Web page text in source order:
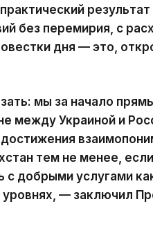
результат
без перемирия, с
дня — это,
мы за начало
между Украиной и
тем не менее,
с добрыми услугами
уровнях, — заключил